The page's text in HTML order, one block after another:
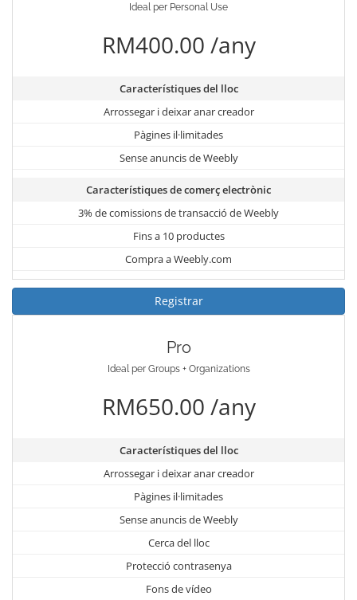
Ideal per Personal Use
RM400.00 /any
Característiques del lloc
Arrossegar i deixar anar creador
Pàgines il·limitades
Sense anuncis de Weebly
Característiques de comerç electrònic
3% de comissions de transacció de Weebly
Fins a 10 productes
Compra a Weebly.com
Registrar
Pro
Ideal per Groups + Organizations
RM650.00 /any
Característiques del lloc
Arrossegar i deixar anar creador
Pàgines il·limitades
Sense anuncis de Weebly
Cerca del lloc
Protecció contrasenya
Fons de vídeo